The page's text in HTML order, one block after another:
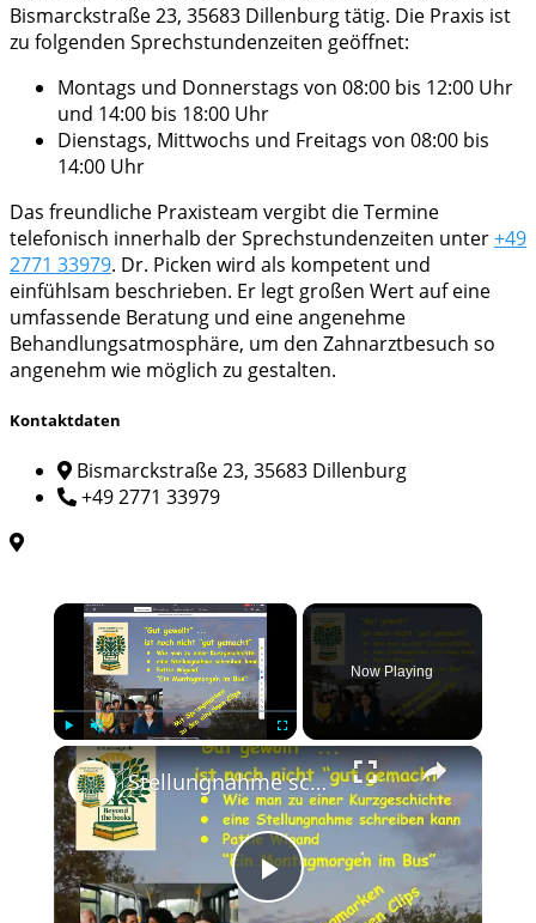
Bismarckstraße 23, 35683 Dillenburg tätig. Die Praxis ist
zu folgenden Sprechstundenzeiten geöffnet:
Montags und Donnerstags von 08:00 bis 12:00 Uhr
und 14:00 bis 18:00 Uhr
Dienstags, Mittwochs und Freitags von 08:00 bis
14:00 Uhr
Das freundliche Praxisteam vergibt die Termine
telefonisch innerhalb der Sprechstundenzeiten unter+49
2771 33979. Dr. Picken wird als kompetent und
einfühlsam beschrieben. Er legt großen Wert auf eine
umfassende Beratung und eine angenehme
Behandlungsatmosphäre, um den Zahnarztbesuch so
angenehm wie möglich zu gestalten.
Kontaktdaten
Bismarckstraße 23, 35683 Dillenburg
+49 2771 33979
×
Play Unmute Fullscreen
Now Playing
×
Play
Stellungnahme schreiben: z.B. Pattie Wigand, Montagmorgen ... - "Gut gewollt" - auch "gut gemacht"?